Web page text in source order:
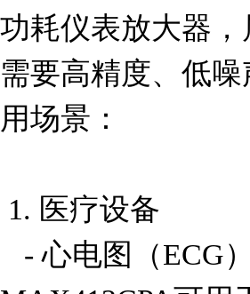
功耗仪表放大器
需要高精度、低
用场景：